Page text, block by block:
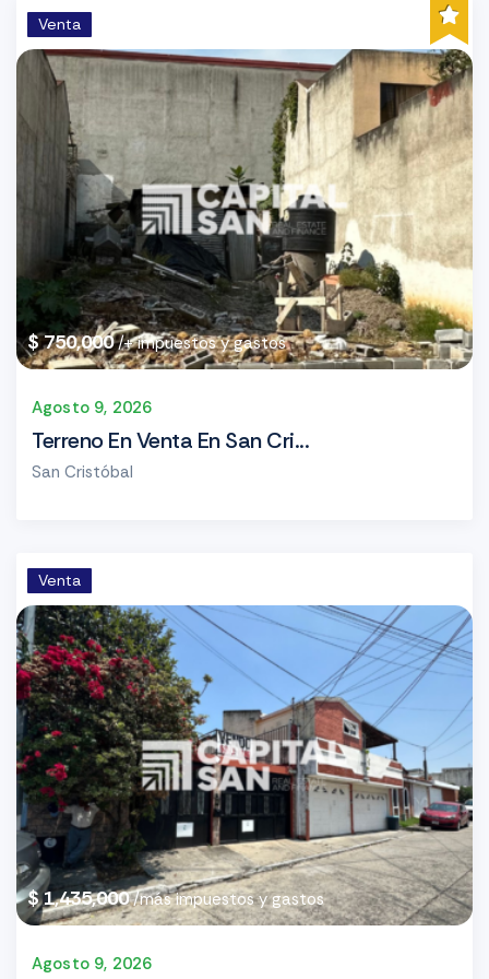
Venta
$ 750,000/+ impuestos y gastos
Agosto 9, 2026
Terreno En Venta En San Cri...
San Cristóbal
Venta
$ 1,435,000/más impuestos y gastos
Agosto 9, 2026